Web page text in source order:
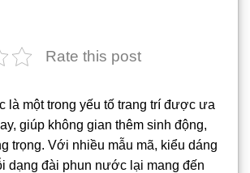
Rate this post
là một trong yếu tố trang trí được ưa
giúp không gian thêm sinh động,
trọng. Với nhiều mẫu mã, kiểu dáng
dạng đài phun nước lại mang đến